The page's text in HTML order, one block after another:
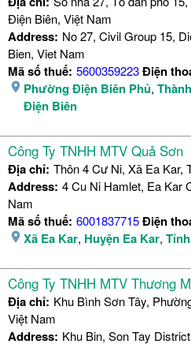
Điện Biên, Việt Nam
Address: No 27, Civil Group 15,
Bien, Viet Nam
Mã số thuế: 5600359223Điện
Phường Điện Biên Phủ,
Điện Biên
Công Ty TNHH MTV Quả Sơn
Địa chỉ: Thôn 4 Cư Ni, Xã Ea Kar,
Address: 4 Cu Ni Hamlet, Ea Kar
Nam
Mã số thuế: 6001837715Điện
Xã Ea Kar, Huyện Ea Kar,
Công Ty TNHH MTV Thương
Địa chỉ: Khu Bình Sơn Tây,
Việt Nam
Address: Khu Bin, Son Tay